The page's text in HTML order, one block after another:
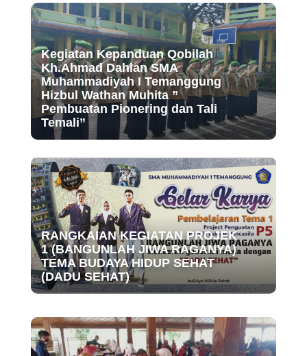
Kegiatan Kepanduan Qobilah
Kh.Ahmad Dahlan SMA
Muhammadiyah I Temanggung
Hizbul Wathan Muhita ”
Pembuatan Pionering dan Tali
Temali”
RANGKAIAN KEGIATAN PROJEK
1 (BANGUNLAH JIWA RAGANYA)
TEMA BUDAYA HIDUP SEHAT
(DADU SEHAT)